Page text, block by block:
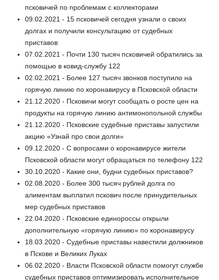
псковичей по проблемам с коллекторами
09.02.2021 - 15 псковичей сегодня узнали о своих
долгах и получили консультацию от судебных
приставов
07.02.2021 - Почти 130 тысяч псковичей обратились за
помощью в ковид-службу 122
02.02.2021 - Более 127 тысяч звонков поступило на
горячую линию по коронавирусу в Псковской области
21.12.2020 - Псковичи могут сообщать о росте цен на
продукты на горячую линию антимонопольной службы
21.12.2020 - Псковские судебные приставы запустили
акцию «Узнай про свои долги»
09.12.2020 - С вопросами о коронавирусе жители
Псковской области могут обращаться по телефону 122
30.10.2020 - Какие они, будни судебных приставов?
02.08.2020 - Более 300 тысяч рублей долга по
алиментам выплатил пскович после принудительных
мер судебных приставов
22.04.2020 - Псковские единороссы открыли
дополнительную «горячую линию» по коронавирусу
18.03.2020 - Судебные приставы навестили должников
в Пскове и Великих Луках
06.02.2020 - Власти Псковской области помогут службе
судебных приставов оптимизировать исполнительное